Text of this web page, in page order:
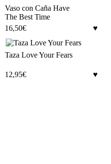
Vaso con Caña Have
The Best Time
16,50€
Taza Love Your Fears
12,95€